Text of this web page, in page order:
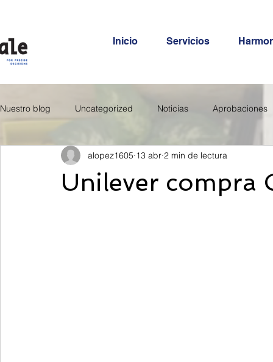
Inicio Servicios
Nuestro blog Uncategorized Noticias Aprobaciones
Unilever compra
alopez1605 13 abr 2 min de lectura